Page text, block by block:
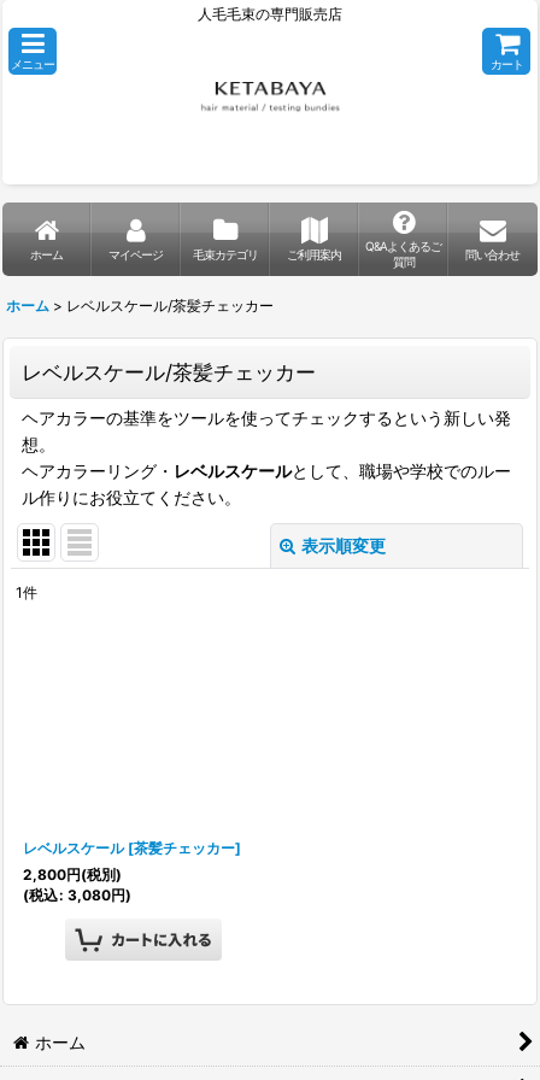
人毛毛束の専門販売店
メニュー カート
ホーム マイページ 毛束カテゴリ ご利用案内
Q&Aよくあるご
質問
問い合わせ
ホーム > レベルスケール/茶髪チェッカー
レベルスケール/茶髪チェッカー
ヘアカラーの基準をツールを使ってチェックするという新しい発
想。
ヘアカラーリング・ レベルスケールとして、職場や学校でのルー
ル作りにお役立てください。
表示順変更
1件
レベルスケール [茶髪チェッカー]
2,800円(税別)
(税込: 3,080円)
ホーム